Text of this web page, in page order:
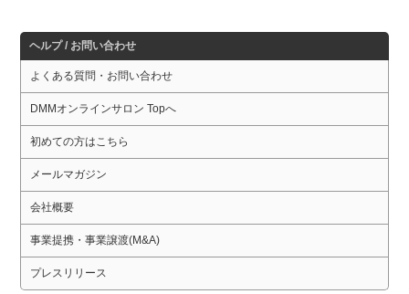
ヘルプ / お問い合わせ
よくある質問・お問い合わせ
DMMオンラインサロン Topへ
初めての方はこちら
メールマガジン
会社概要
事業提携・事業譲渡(M&A)
プレスリリース